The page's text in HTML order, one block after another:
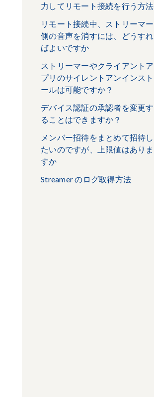
力してリモート接続を行う方法
リモート接続中、ストリーマー
側の音声を消すには、どうすれ
ばよいですか
ストリーマーやクライアントア
プリのサイレントアンインスト
ールは可能ですか？
デバイス認証の承認者を変更す
ることはできますか？
メンバー招待をまとめて招待し
たいのですが、上限値はありま
すか
Streamer のログ取得方法